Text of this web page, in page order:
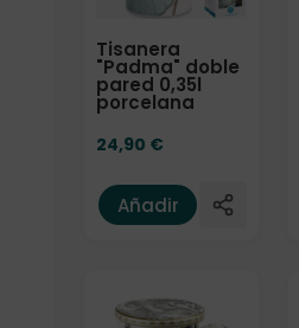
Tisanera
"Padma" doble
pared 0,35l
porcelana
24,90 €
Añadir